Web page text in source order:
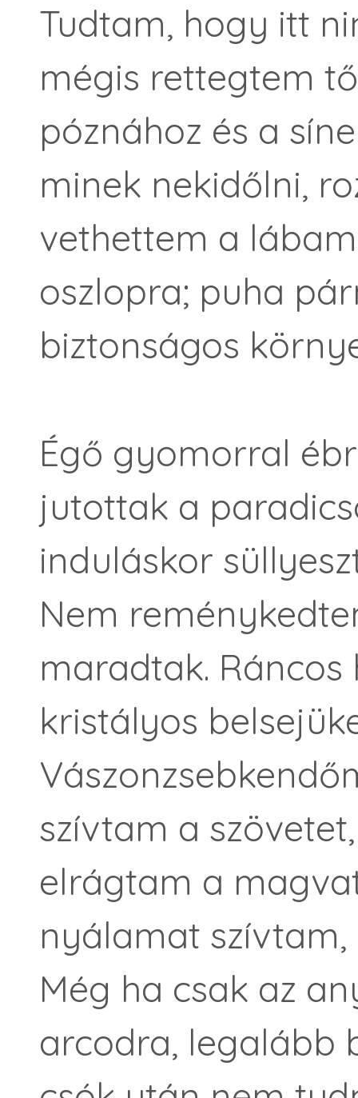
Tudtam, hogy itt
mégis rettegtem
póznához és a
minek nekidőlni,
vethettem a
oszlopra; puha
biztonságos
Égő gyomorral
jutottak a
induláskor
Nem
maradtak.
kristályos
szívtam a
elrágtam a
nyálamat
Még ha csak az
arcodra, legalább